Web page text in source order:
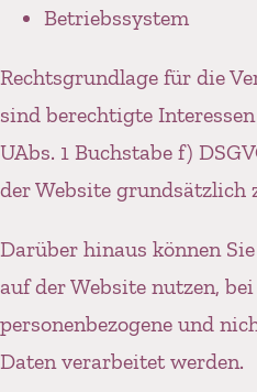
Betriebssystem
Rechtsgrundlage für die
sind berechtigte
UAbs. 1 Buchstabe f)
der Website grundsätzlich
Darüber hinaus können
auf der Website nutzen,
personenbezogene und
Daten verarbeitet werden.